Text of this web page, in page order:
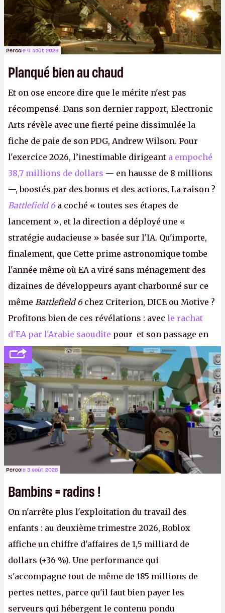
Percole 4 août 2026
Planqué bien au chaud
Et on ose encore dire que le mérite n'est pas
récompensé. Dans son dernier rapport, Electronic
Arts révèle avec une fierté peine dissimulée la
fiche de paie de son PDG, Andrew Wilson. Pour
l'exercice 2026, l’inestimable dirigeant a empoché
38,7 millions de dollars — en hausse de 8 millions
—, boostés par des bonus et des actions. La raison ?
Battlefield 6 a coché « toutes ses étapes de
lancement », et la direction a déployé une «
stratégie audacieuse » basée sur l'IA. Qu'importe,
finalement, que Cette prime astronomique tombe
l'année même où EA a viré sans ménagement des
dizaines de développeurs ayant charbonné sur ce
même Battlefield 6chez Criterion, DICE ou Motive ?
Profitons bien de ces révélations : avec le rachat
d'EA par l'Arabie saoudite pour et son passage en
société privée, l'éditeur n'aura bientôt plus
l'obligation de publier ses bilans. Encore une
victoire pour la transparence.P.
Percole 3 août 2026
Bambins = radins !
On n'arrête plus l'exploitation du travail des
enfants : au deuxième trimestre 2026, Roblox
affiche un chiffre d'affaires de 1,5 milliard de
dollars (+36 %). Une performance qui
s'accompagne tout de même de 185 millions de
pertes nettes, parce qu'il faut bien payer les
serveurs qui hébergent le contenu pondu